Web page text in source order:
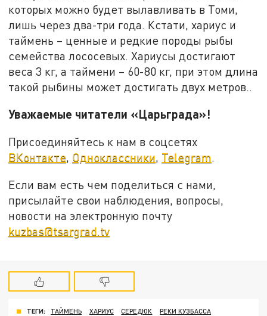
которых можно будет вылавливать в Томи,
лишь через два-три года. Кстати, хариус и
таймень – ценные и редкие породы рыбы
семейства лососевых. Хариусы достигают
веса 3 кг, а таймени – 60-80 кг, при этом длина
такой рыбины может достигать двух метров..
Уважаемые читатели «Царьграда»!
Присоединяйтесь к нам в соцсетях
ВКонтакте, Одноклассники, Telegram.
Если вам есть чем поделиться с нами,
присылайте свои наблюдения, вопросы,
новости на электронную почту
kuzbas@tsargrad.tv
ТЕГИ: ТАЙМЕНЬ ХАРИУС СЕРЕДЮК РЕКИ КУЗБАССА